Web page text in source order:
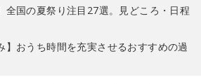
全国の夏祭り注目27選。見どころ・日程
】おうち時間を充実させるおすすめの過